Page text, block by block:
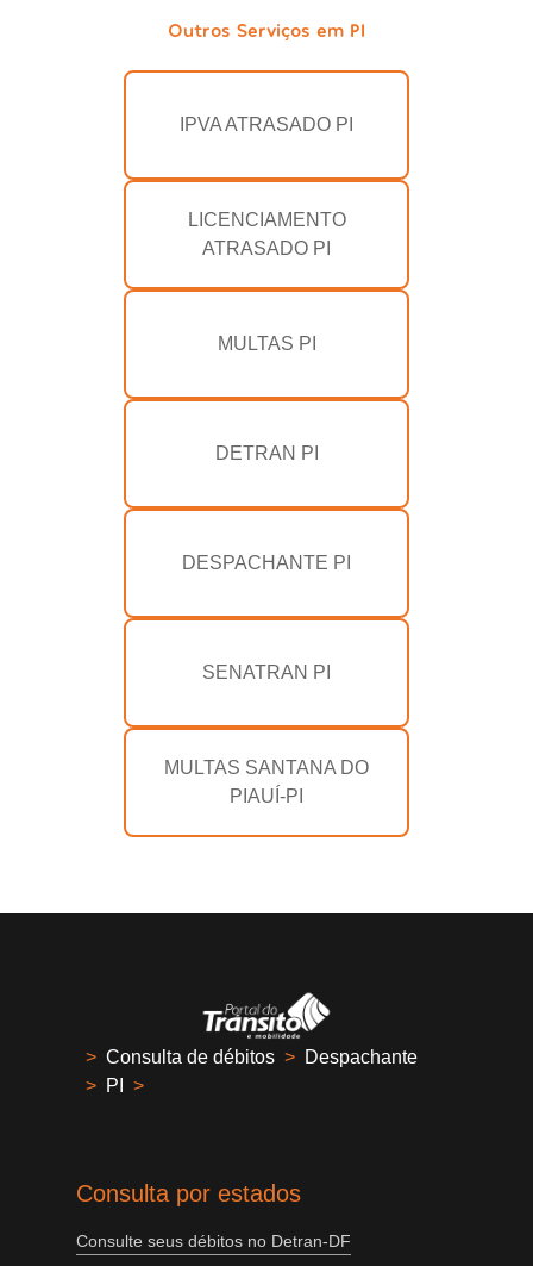
Outros Serviços em PI
IPVA ATRASADO PI
LICENCIAMENTO
ATRASADO PI
MULTAS PI
DETRAN PI
DESPACHANTE PI
SENATRAN PI
MULTAS SANTANA DO
PIAUÍ-PI
> Consulta de débitos > Despachante
> PI >
Consulta por estados
Consulte seus débitos no Detran-DF